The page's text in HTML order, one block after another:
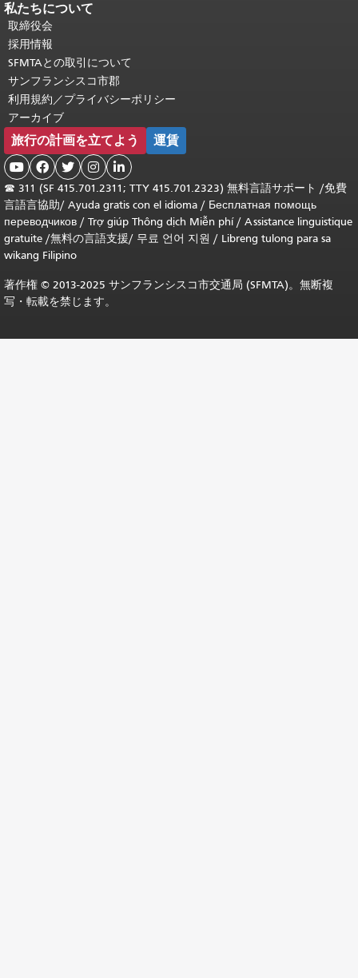
私たちについて
取締役会
採用情報
SFMTAとの取引について
サンフランシスコ市郡
利用規約／プライバシーポリシー
アーカイブ
旅行の計画を立てよう 運賃
    
☎ 311 (SF 415.701.2311; TTY 415.701.2323) 無料言語サポート /免費
言語言協助/ Ayuda gratis con el idioma / Бесплатная помощь
переводчиков / Trợ giúp Thông dịch Miễn phí/ Assistance linguistique
gratuite /無料の言語支援/ 무료 언어 지원 / Libreng tulong para sa
wikang Filipino
著作権 © 2013-2025 サンフランシスコ市交通局 (SFMTA)。無断複
写・転載を禁じます。